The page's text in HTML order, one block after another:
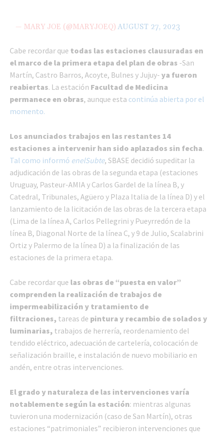
— MARY JOE (@MARYJOEQ)AUGUST 27, 2023
Cabe recordar que todas las estaciones clausuradas en
el marco de la primera etapa del plan de obras -San
Martín, Castro Barros, Acoyte, Bulnes y Jujuy- ya fueron
reabiertas. La estación Facultad de Medicina
permanece en obras, aunque esta continúa abierta por el
momento.
Los anunciados trabajos en las restantes 14
estaciones a intervenir han sido aplazados sin fecha.
Tal como informó enelSubte, SBASE decidió supeditar la
adjudicación de las obras de la segunda etapa (estaciones
Uruguay, Pasteur-AMIA y Carlos Gardel de la línea B, y
Catedral, Tribunales, Agüero y Plaza Italia de la línea D) y el
lanzamiento de la licitación de las obras de la tercera etapa
(Lima de la línea A, Carlos Pellegrini y Pueyrredón de la
línea B, Diagonal Norte de la línea C, y 9 de Julio, Scalabrini
Ortiz y Palermo de la línea D) a la finalización de las
estaciones de la primera etapa.
Cabe recordar que las obras de “puesta en valor”
comprenden la realización de trabajos de
impermeabilización y tratamiento de
filtraciones, tareas de pintura y recambio de solados y
luminarias, trabajos de herrería, reordenamiento del
tendido eléctrico, adecuación de cartelería, colocación de
señalización braille, e instalación de nuevo mobiliario en
andén, entre otras intervenciones.
El grado y naturaleza de las intervenciones varía
notablemente según la estación: mientras algunas
tuvieron una modernización (caso de San Martín), otras
estaciones “patrimoniales” recibieron intervenciones que